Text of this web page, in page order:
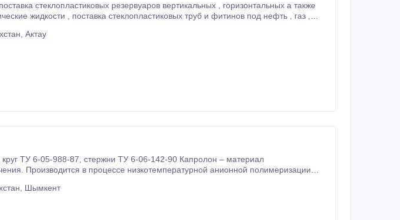
резервуаров вертикальных , горизонтальных а также
Актау
Шымкент